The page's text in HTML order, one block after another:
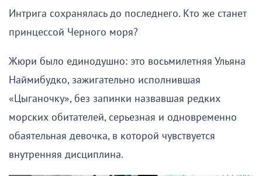
Интрига сохранялась до последнего. Кто же станет
принцессой Черного моря?
Жюри было единодушно: это восьмилетняя Ульяна
Наймибудко, зажигательно исполнившая
«Цыганочку», без запинки назвавшая редких
морских обитателей, серьезная и одновременно
обаятельная девочка, в которой чувствуется
внутренняя дисциплина.